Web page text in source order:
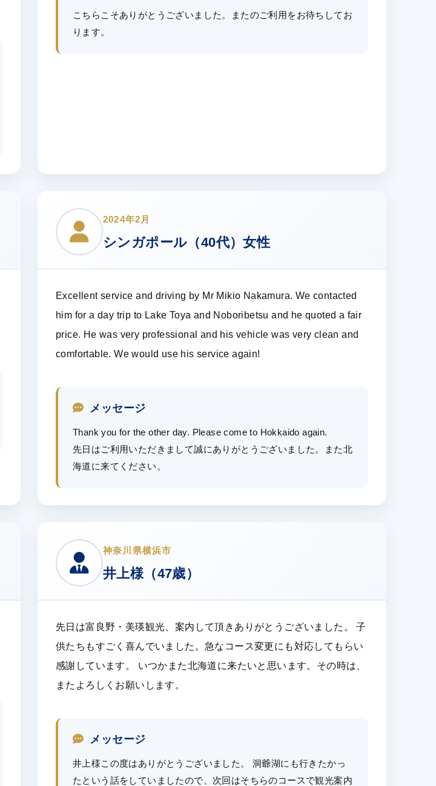
こちらこそありがとうございました。またのご利用をお待ちしてお
ります。
2024年2月
シンガポール（40代）女性
Excellent service and driving by Mr Mikio Nakamura. We contacted
him for a day trip to Lake Toya and Noboribetsu and he quoted a fair
price. He was very professional and his vehicle was very clean and
comfortable. We would use his service again!
メッセージ
Thank you for the other day. Please come to Hokkaido again.
先日はご利用いただきまして誠にありがとうございました。また北
海道に来てください。
神奈川県横浜市
井上様（47歳）
先日は富良野・美瑛観光、案内して頂きありがとうございました。 子
供たちもすごく喜んでいました。急なコース変更にも対応してもらい
感謝しています。 いつかまた北海道に来たいと思います。その時は、
またよろしくお願いします。
メッセージ
井上様この度はありがとうございました。 洞爺湖にも行きたかっ
たという話をしていましたので、次回はそちらのコースで観光案内